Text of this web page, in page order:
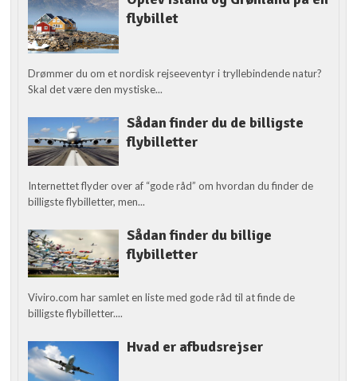
flybillet
Drømmer du om et nordisk rejseeventyr i tryllebindende natur?
Skal det være den mystiske...
Sådan finder du de billigste
flybilletter
Internettet flyder over af “gode råd” om hvordan du finder de
billigste flybilletter, men...
Sådan finder du billige
flybilletter
Viviro.com har samlet en liste med gode råd til at finde de
billigste flybilletter....
Hvad er afbudsrejser